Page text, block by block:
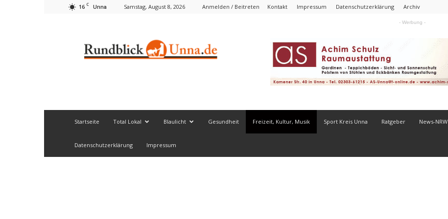
16 C Unna Samstag, August 8, 2026 Anmelden / Beitreten Kontakt Impressum Datenschutzerklärung Archiv
- Werbung -
Startseite Total Lokal Blaulicht Gesundheit Freizeit, Kultur, Musik Sport Kreis Unna Ratgeber News-NRW
Datenschutzerklärung Impressum